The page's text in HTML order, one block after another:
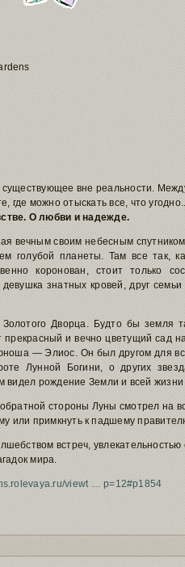
вне реальности.
где можно отыскать все, что
О любви и надежде.
вечным своим небесным
голубой планеты. Там все так,
коронован, стоит только
знатных кровей, друг
Дворца. Будто бы земля
прекрасный и вечно цветущий сад
— Элиос. Он был другом для
Лунной Богини, о других
видел рождение Земли и всей
стороны Луны смотрел на
или примкнуть к падшему
встреч,
мира.
viewt … p=12#p1854